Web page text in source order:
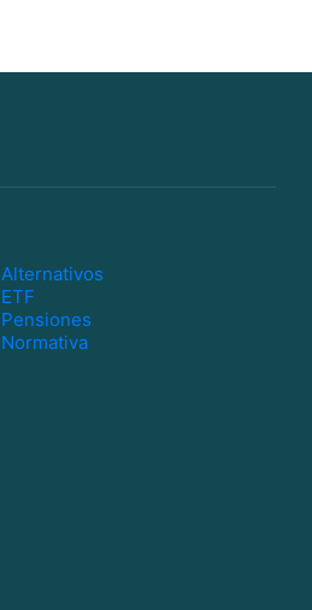
Alternativos
ETF
Pensiones
Normativa